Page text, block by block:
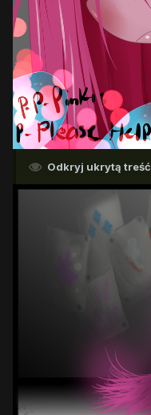
Odkryj ukrytą treść